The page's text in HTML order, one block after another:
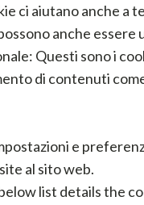
ci aiutano anche a
anche
Questi sono i
di contenuti
e
al sito web.
list details the